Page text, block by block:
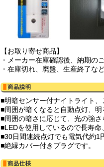
【お取り寄せ商品】
・メーカー在庫確認後、納期の
・在庫切れ、廃盤、生産終了な
■明暗センサー付ナイトライト
■周囲が暗くなると自動点灯、
■周囲の暗さに応じて、光の強
■LEDを使用しているので長寿命
■30日間連続点灯でも電気代約1
■絶縁カバー付きプラグです。